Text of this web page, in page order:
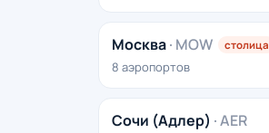
Москва· MOW столица
8 аэропортов
Сочи (Адлер) · AER